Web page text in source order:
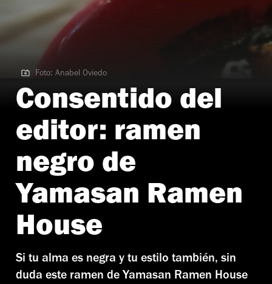
Foto: Anabel Oviedo | Yamasan
Foto: Anabel Oviedo
Consentido del
editor: ramen
negro de
Yamasan Ramen
House
Si tu alma es negra y tu estilo también, sin
duda este ramen de Yamasan Ramen House